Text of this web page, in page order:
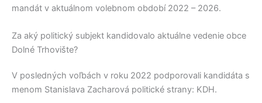
mandát v aktuálnom volebnom období 2022 – 2026.
Za aký politický subjekt kandidovalo aktuálne vedenie obce
Dolné Trhovište?
V posledných voľbách v roku 2022 podporovali kandidáta s
menom Stanislava Zacharová politické strany: KDH.